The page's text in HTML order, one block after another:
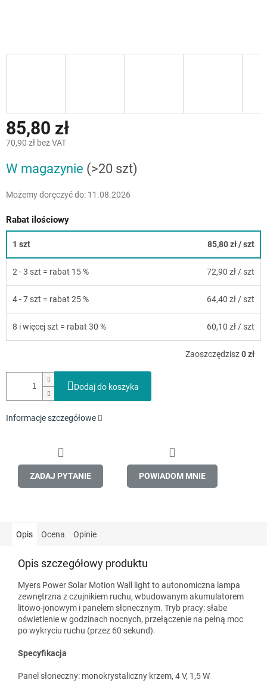
85,80 zł
70,90 zł bez VAT
jednostkowa:
W magazynie (>20 szt)
Możemy doręczyć do: 11.08.2026
Rabat ilościowy
1 szt 85,80 zł/ szt
2 - 3 szt = rabat 15 % 72,90 zł / szt
4 - 7 szt = rabat 25 % 64,40 zł / szt
8 i więcej szt = rabat 30 % 60,10 zł / szt
Zaoszczędzisz0 zł
Dodaj do koszyka
Informacje szczegółowe
ZADAJ PYTANIE POWIADOM MNIE
Opis Ocena Opinie
Opis szczegółowy produktu
Myers Power Solar Motion Wall light to autonomiczna lampa
zewnętrzna z czujnikiem ruchu, wbudowanym akumulatorem
litowo-jonowym i panelem słonecznym. Tryb pracy: słabe
oświetlenie w godzinach nocnych, przełączenie na pełną moc
po wykryciu ruchu (przez 60 sekund).
Specyfikacja
Panel słoneczny: monokrystaliczny krzem, 4 V, 1,5 W